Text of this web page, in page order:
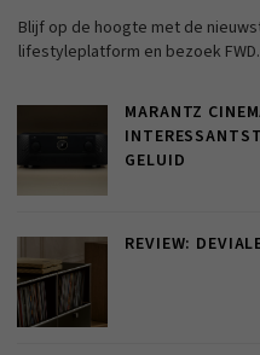
Blijf op de hoogte met de
lifestyleplatform en bezoek
MARANTZ
GELUID
REVIEW: